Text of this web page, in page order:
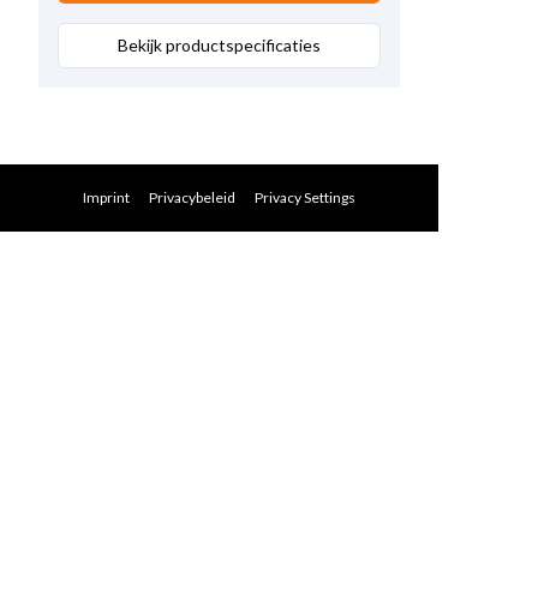
Bekijk productspecificaties
Imprint Privacybeleid Privacy Settings